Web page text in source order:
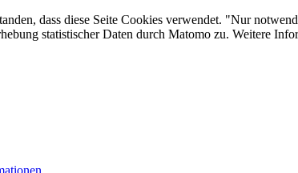
dass diese Seite Cookies verwendet. "Nur
statistischer Daten durch Matomo zu. Weitere